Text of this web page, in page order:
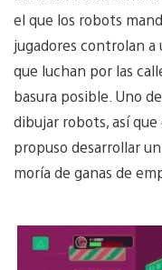
el que los robots
jugadores controlan
que luchan por las
basura posible. Uno
dibujar robots, así
propuso desarrollar
moría de ganas de